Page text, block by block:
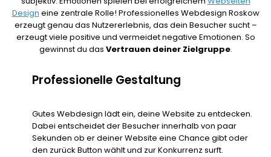
Design eine zentrale Rolle! Professionelles Webdesign Roskow
erzeugt genau das Nutzererlebnis, das dein Besucher sucht –
erzeugt viele positive und vermeidet negative Emotionen. So
gewinnst du das Vertrauen deiner Zielgruppe.
Professionelle Gestaltung
Gutes Webdesign lädt ein, deine Website zu entdecken.
Dabei entscheidet der Besucher innerhalb von paar
Sekunden ob er deiner Website eine Chance gibt oder
den zurück Button wählt und zur Konkurrenz surft.